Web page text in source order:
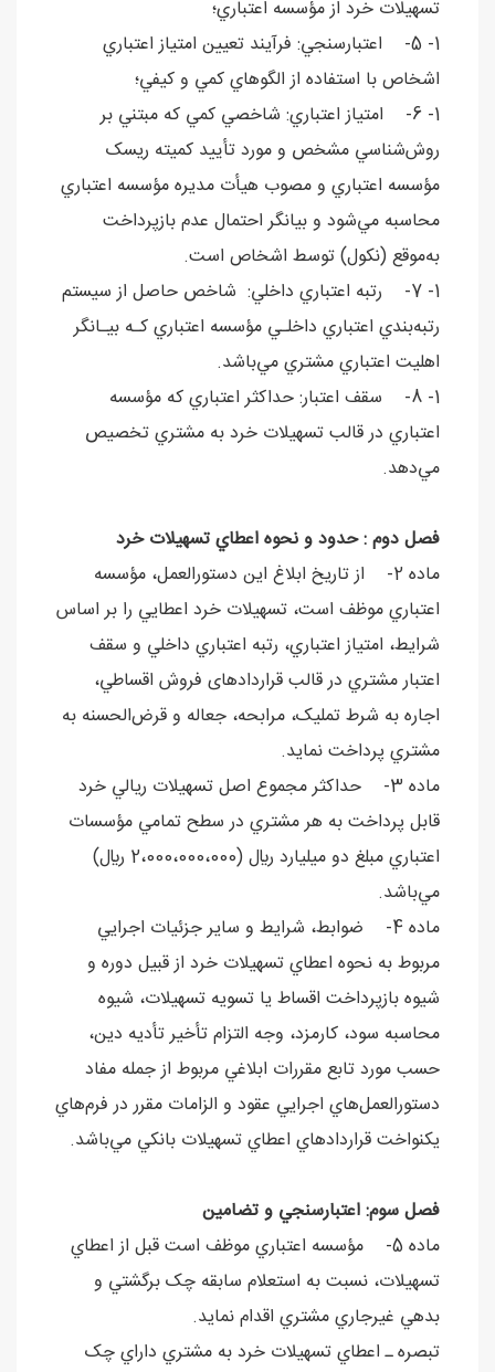
تسهيلات خرد از مؤسسه اعتباري؛
1- 5- اعتبارسنجي: فرآيند تعيين امتياز اعتباري
اشخاص با استفاده از الگوهاي کمي و کيفي؛
1- 6- امتياز اعتباري: شاخصي کمي که مبتني بر
روش‌شناسي مشخص و مورد تأييد کميته ريسک
مؤسسه اعتباري و مصوب هيأت مديره مؤسسه اعتباري
محاسبه مي‌شود و بيانگر احتمال عدم بازپرداخت
به‌موقع (نکول) توسط اشخاص است.
1- 7- رتبه اعتباري داخلي: شاخص حاصل از سيستم
رتبه‌بندي اعتباري داخلـي مؤسسه اعتباري کـه بيـانگر
اهليت اعتباري مشتري مي‌باشد.
1- 8- سقف اعتبار: حداكثر اعتباري كه مؤسسه
اعتباري در قالب تسهيلات خرد به مشتري تخصيص
مي‌دهد.
فصل دوم : حدود و نحوه اعطاي تسهيلات خرد
ماده 2- از تاريخ ابلاغ اين دستورالعمل، مؤسسه
اعتباري موظف است، تسهيلات خرد اعطايي را بر اساس
شرايط، امتياز اعتباري، رتبه اعتباري داخلي و سقف
اعتبار مشتري در قالب قراردادهای فروش اقساطي،
اجاره به شرط تمليک، مرابحه، جعاله و قرض‌الحسنه به
مشتري پرداخت نمايد.
ماده 3- حداکثر مجموع اصل تسهيلات ريالي خرد
قابل پرداخت به هر مشتري در سطح تمامي مؤسسات
اعتباري مبلغ دو ميليارد ريال (2،000،000،000 ريال)
مي‌باشد.
ماده 4- ضوابط، شرايط و ساير جزئيات اجرايي
مربوط به نحوه اعطاي تسهيلات خرد از قبيل دوره و
شيوه بازپرداخت اقساط يا تسويه تسهيلات، شيوه
محاسبه سود، کارمزد، وجه التزام تأخير تأديه دين،
حسب مورد تابع مقررات ابلاغي مربوط از جمله مفاد
دستورالعمل‌هاي اجرايي عقود و الزامات مقرر در فرم‌هاي
يکنواخت قراردادهاي اعطاي تسهيلات بانکي مي‌باشد.
فصل سوم: اعتبارسنجي و تضامين
ماده 5- مؤسسه اعتباري موظف است قبل از اعطاي
تسهيلات، نسبت به استعلام سابقه چک برگشتي و
بدهي غيرجاري مشتري اقدام نمايد.
تبصره ـ اعطاي تسهيلات خرد به مشتري داراي چک